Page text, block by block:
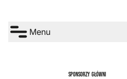
Menu
SPONSORZY GŁÓWNI